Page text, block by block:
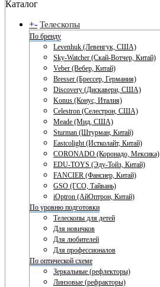
Каталог
+- Телескопы
По бренду
Levenhuk (Левенгук, США)
Sky-Watcher (Скай-Вотчер, Китай)
Veber (Вебер, Китай)
Bresser (Брессер, Германия)
Discovery (Дискавери, США)
Konus (Конус, Италия)
Celestron (Селестрон, США)
Meade (Мид, США)
Sturman (Штурман, Китай)
Eastcolight (Истколайт, Китай)
CORONADO (Коронадо, Мексика)
EDU-TOYS (Эду-Тойз, Китай)
FANCIER (Фансиер, Китай)
GSO (ГСО, Тайвань)
iOptron (АйОптрон, Китай)
По уровню подготовки
Телескопы для детей
Для новичков
Для любителей
Для профессионалов
По оптической схеме
Зеркальные (рефлекторы)
Линзовые (рефракторы)